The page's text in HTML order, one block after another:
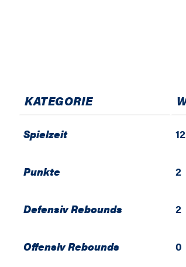
KATEGORIE
Spielzeit
Punkte 2
Defensiv Rebounds 2
Offensiv Rebounds 0